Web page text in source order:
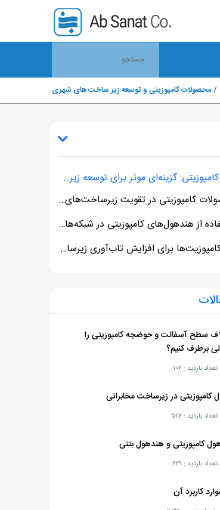
محصولات کامپوزیتی و توسعه زیر ساخت های شهری
محصولات کامپوزیتی: گزینه‌ای موثر برای توسعه زیرساخت‌ های شهری
کاربرد محصولات کامپوزیتی در تقویت زیرساخت‌های شهری
مزایای استفاده از هندهول‌های کامپوزیتی در شبکه‌های زیرساخت
استفاده از کامپوزیت‌ها برای افزایش تاب‌آوری زیرساخت‌های برق
سطح آسفالت و حوضچه کامپوزیتی را
برطرف کنیم؟
تعداد بازدید : ۱۰۷
در زیرساخت مخابراتی
تعداد بازدید : ۵۱۷
کامپوزیتی و هندهول بتنی
تعداد بازدید : ۶۲۹
کاربرد آن